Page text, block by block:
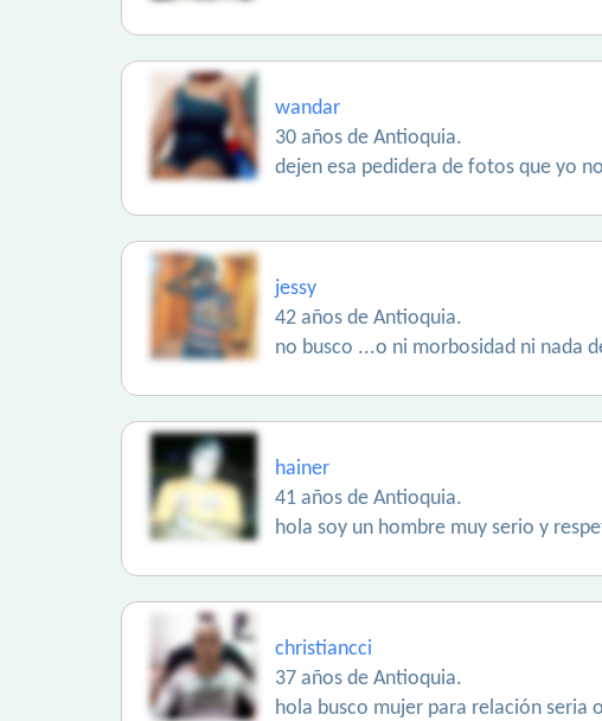
wandar
30 años de Antioquia.
dejen esa pedidera de fotos que yo
jessy
42 años de Antioquia.
no busco ...o ni morbosidad ni nada
hainer
41 años de Antioquia.
hola soy un hombre muy serio y
christiancci
37 años de Antioquia.
hola busco mujer para relación seria